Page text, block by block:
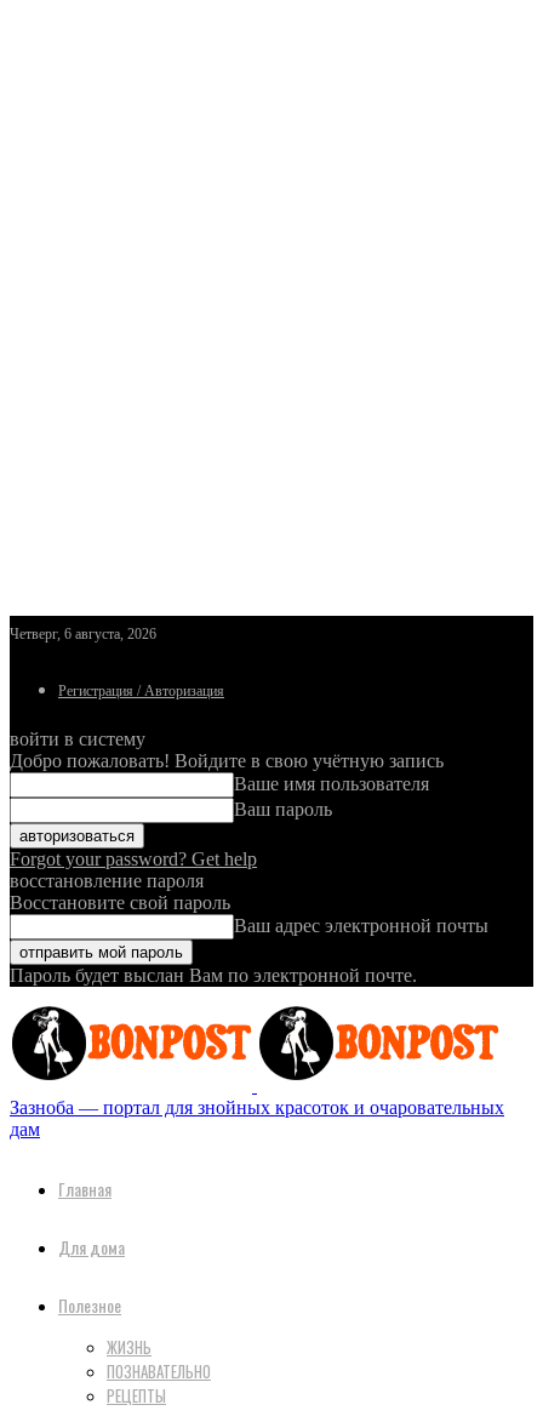
Четверг, 6 августа, 2026
Регистрация / Авторизация
войти в систему
Добро пожаловать! Войдите в свою учётную запись
Ваше имя пользователя
Ваш пароль
Forgot your password? Get help
восстановление пароля
Восстановите свой пароль
Ваш адрес электронной почты
Пароль будет выслан Вам по электронной почте.
Зазноба — портал для знойных красоток и очаровательных
дам
Главная
Для дома
Полезное
ЖИЗНЬ
ПОЗНАВАТЕЛЬНО
РЕЦЕПТЫ